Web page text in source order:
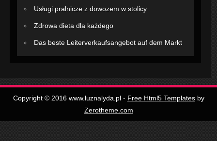
Usługi pralnicze z dowozem w stolicy
Zdrowa dieta dla każdego
Das beste Leiterverkaufsangebot auf dem Markt
Copyright © 2016 www.luznalyda.pl - Free Html5 Templatesby
Zerotheme.com